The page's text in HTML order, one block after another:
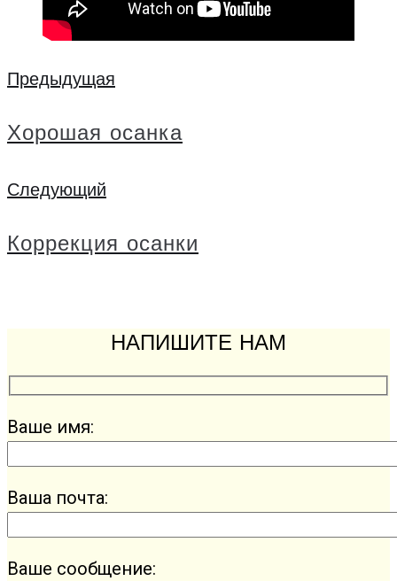
Навигация
записям
Предыдущая
Предыдущая
Хорошая осанка
Следующий
Следующий
Коррекция осанки
НАПИШИТЕ НАМ
Ваше имя:
Ваша почта:
Ваше сообщение: